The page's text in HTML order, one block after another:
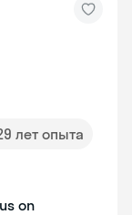
лет опыта
on